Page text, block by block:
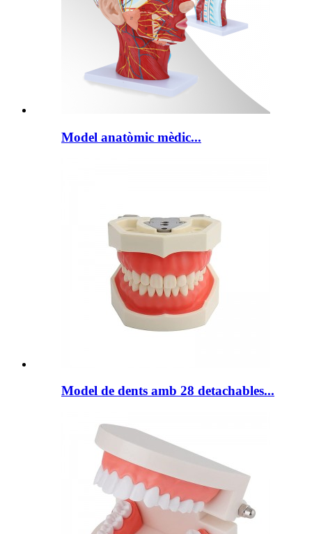
Model anatòmic mèdic...
Model de dents amb 28 detachables...